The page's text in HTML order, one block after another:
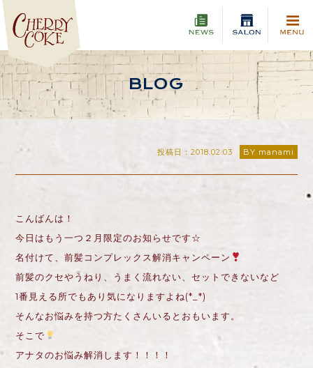
BLOG
投稿日：2018.02.03 BY manami
こんばんは！
今日はもう一つ２月限定のお知らせです☆
名付けて、前髪コンプレックス解消キャンペーン
前髪のクセやうねり、うまく流れない、セットできないなど
1番見える所でもあり気になりますよね(*_*)
そんなお悩みを持つ方たくさんいるとおもいます。
そこで
アナタのお悩み解消します！！！！